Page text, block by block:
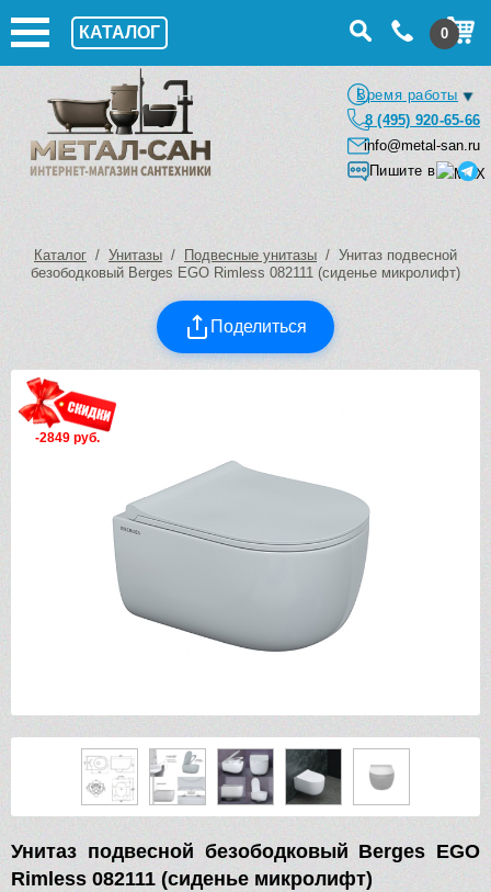
КАТАЛОГ 0
Время работы
8 (495) 920-65-66
info@metal-san.ru
Пишите в
Каталог / Унитазы / Подвесные унитазы / Унитаз подвесной
безободковый Berges EGO Rimless 082111 (сиденье микролифт)
Поделиться
-2849 руб.
Унитаз подвесной безободковый Berges EGO
Rimless 082111 (сиденье микролифт)